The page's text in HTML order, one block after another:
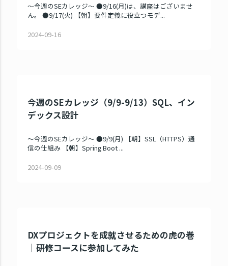
～今週のSEカレッジ～ ●9/16(月)は、講座はございませ
ん。 ●9/17(火) 【朝】要件定義に役立つモデ...
2024-09-16
今週のSEカレッジ（9/9-9/13）SQL、イン
デックス設計
～今週のSEカレッジ～ ●9/9(月) 【朝】SSL（HTTPS）通
信の仕組み 【朝】Spring Boot ...
2024-09-09
DXプロジェクトを成就させるための虎の巻
｜研修コースに参加してみた